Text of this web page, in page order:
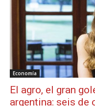
Economía
El agro, el gran
argentina: seis de